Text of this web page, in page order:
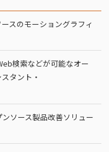
スのモーショングラフィ
検索などが可能なオー
タント・
ソース製品改善ソリュー